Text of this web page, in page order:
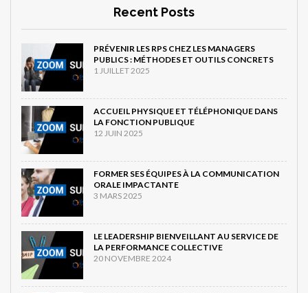
Recent Posts
PRÉVENIR LES RPS CHEZ LES MANAGERS
PUBLICS : MÉTHODES ET OUTILS CONCRETS
1 JUILLET 2025
ACCUEIL PHYSIQUE ET TÉLÉPHONIQUE DANS
LA FONCTION PUBLIQUE
12 JUIN 2025
FORMER SES ÉQUIPES À LA COMMUNICATION
ORALE IMPACTANTE
3 MARS 2025
LE LEADERSHIP BIENVEILLANT AU SERVICE DE
LA PERFORMANCE COLLECTIVE
20 NOVEMBRE 2024